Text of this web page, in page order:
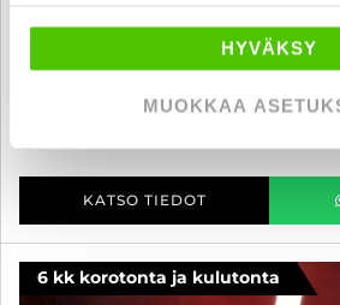
HYVÄKSY
MUOKKAA
, Automaatti, Diesel, 37 000 km
KATSO TIEDOT
6 kk korotonta ja kulutonta